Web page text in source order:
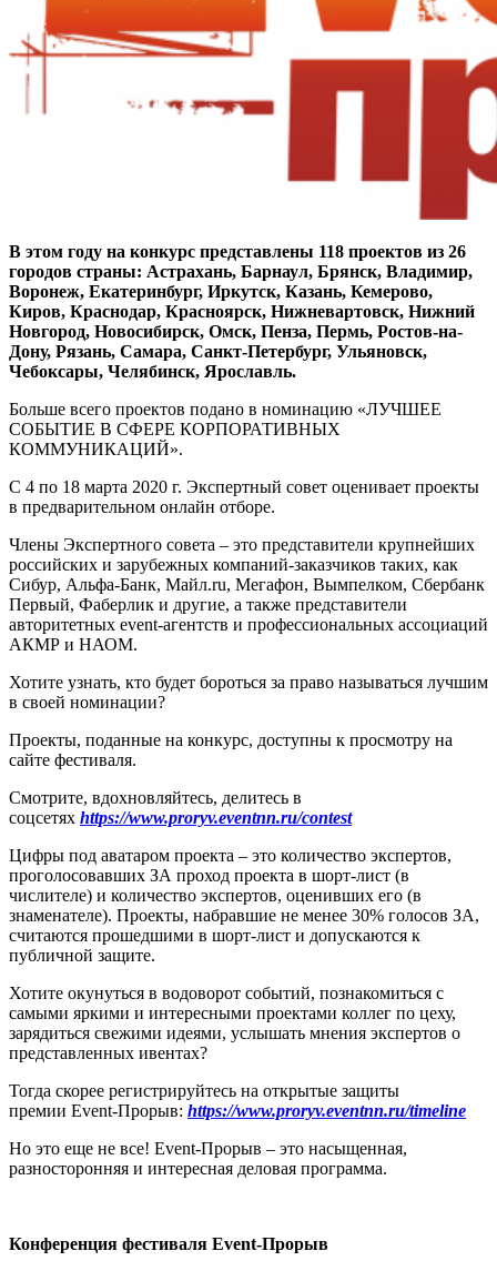
В этом году на конкурс представлены 118 проектов из 26
городов страны: Астрахань, Барнаул, Брянск, Владимир,
Воронеж, Екатеринбург, Иркутск, Казань, Кемерово,
Киров, Краснодар, Красноярск, Нижневартовск, Нижний
Новгород, Новосибирск, Омск, Пенза, Пермь, Ростов-на-
Дону, Рязань, Самара, Санкт-Петербург, Ульяновск,
Чебоксары, Челябинск, Ярославль.
Больше всего проектов подано в номинацию «ЛУЧШЕЕ
СОБЫТИЕ В СФЕРЕ КОРПОРАТИВНЫХ
КОММУНИКАЦИЙ».
С 4 по 18 марта 2020 г. Экспертный совет оценивает проекты
в предварительном онлайн отборе.
Члены Экспертного совета – это представители крупнейших
российских и зарубежных компаний-заказчиков таких, как
Сибур, Альфа-Банк, Майл.ru, Мегафон, Вымпелком, Сбербанк
Первый, Фаберлик и другие, а также представители
авторитетных event-агентств и профессиональных ассоциаций
АКМР и НАОМ.
Хотите узнать, кто будет бороться за право называться лучшим
в своей номинации?
Проекты, поданные на конкурс, доступны к просмотру на
сайте фестиваля.
Смотрите, вдохновляйтесь, делитесь в
соцсетях https://www.proryv.eventnn.ru/contest
Цифры под аватаром проекта – это количество экспертов,
проголосовавших ЗА проход проекта в шорт-лист (в
числителе) и количество экспертов, оценивших его (в
знаменателе). Проекты, набравшие не менее 30% голосов ЗА,
считаются прошедшими в шорт-лист и допускаются к
публичной защите.
Хотите окунуться в водоворот событий, познакомиться с
самыми яркими и интересными проектами коллег по цеху,
зарядиться свежими идеями, услышать мнения экспертов о
представленных ивентах?
Тогда скорее регистрируйтесь на открытые защиты
премии Event-Прорыв: https://www.proryv.eventnn.ru/timeline
Но это еще не все! Event-Прорыв – это насыщенная,
разносторонняя и интересная деловая программа.
Конференция фестиваля Event-Прорыв